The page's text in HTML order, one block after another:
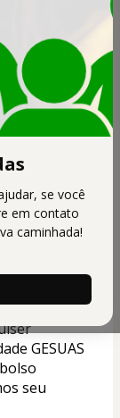
se você
em contato
caminhada!
de
nossa
social",
pode
dias de
GESUAS
seu